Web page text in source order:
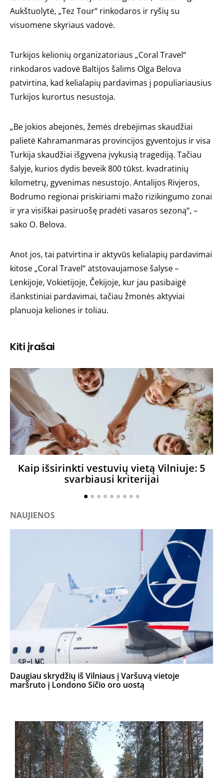
Aukštuolytė, „Tez Tour“ rinkodaros ir ryšių su
visuomene skyriaus vadovė.
Turkijos kelionių organizatoriaus „Coral Travel“
rinkodaros vadovė Baltijos šalims Olga Belova
patvirtina, kad kelialapių pardavimas į populiariausius
Turkijos kurortus nesustoja.
„Be jokios abejonės, žemės drebėjimas skaudžiai
palietė Kahramanmaras provincijos gyventojus ir visa
Turkija skaudžiai išgyvena įvykusią tragediją. Tačiau
šalyje, kurios dydis beveik 800 tūkst. kvadratinių
kilometrų, gyvenimas nesustojo. Antalijos Rivjeros,
Bodrumo regionai priskiriami mažo rizikingumo zonai
ir yra visiškai pasiruošę pradėti vasaros sezoną“, –
sako O. Belova.
Anot jos, tai patvirtina ir aktyvūs kelialapių pardavimai
kitose „Coral Travel“ atstovaujamose šalyse –
Lenkijoje, Vokietijoje, Čekijoje, kur jau pasibaigė
išankstiniai pardavimai, tačiau žmonės aktyviai
planuoja keliones ir toliau.
Kiti įrašai
Kaip išsirinkti vestuvių vietą Vilniuje: 5
svarbiausi kriterijai
NAUJIENOS
Daugiau skrydžių iš Vilniaus į Varšuvą vietoje
maršruto į Londono Sičio oro uostą